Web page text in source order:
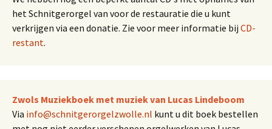
het Schnitgerorgel van voor de restauratie die u kunt
verkrijgen via een donatie. Zie voor meer informatie bij CD-
restant.
Zwols Muziekboek met muziek van Lucas Lindeboom
Via info@schnitgerorgelzwolle.nl kunt u dit boek bestellen